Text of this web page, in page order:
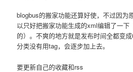
blogbus的搬家功能还算好使，不过因为
以只好把搬家功能生成的xml编辑了一下
的）。不爽的地方就是发布时间全都变
分类没有用tag，会逐步加上去。
要更新自己的收藏和rss